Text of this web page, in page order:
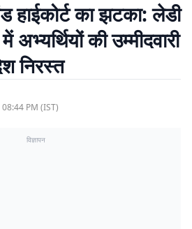
हाईकोर्ट का झटका: लेडी
अभ्यर्थियों की उम्मीदवारी
निरस्त
PM (IST)
विज्ञापन